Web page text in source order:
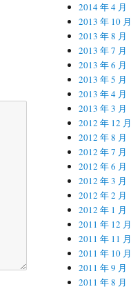
2014 年 4 月
2013 年 10 月
2013 年 8 月
2013 年 7 月
2013 年 6 月
2013 年 5 月
2013 年 4 月
2013 年 3 月
2012 年 12 月
2012 年 8 月
2012 年 7 月
2012 年 6 月
2012 年 3 月
2012 年 2 月
2012 年 1 月
2011 年 12 月
2011 年 11 月
2011 年 10 月
2011 年 9 月
2011 年 8 月